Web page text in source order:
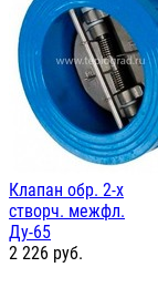
Клапан обр. 2-х
створч. межфл.
Ду-65
2 226 руб.